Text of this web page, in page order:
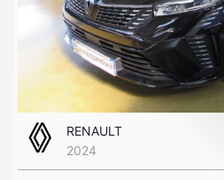
RENAULT
2024